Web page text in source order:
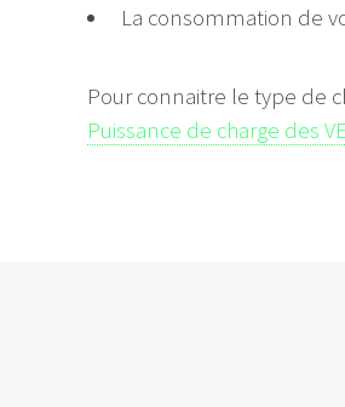
La consommation de
Pour connaitre le type de
Puissance de charge des